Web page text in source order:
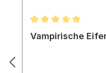
Durchschnittliche
Vampirische